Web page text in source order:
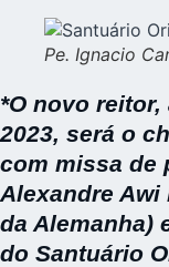
Pe. Ignacio
*O novo
2023, será o
com missa de
Alexandre Awi
da Alemanha)
do Santuário